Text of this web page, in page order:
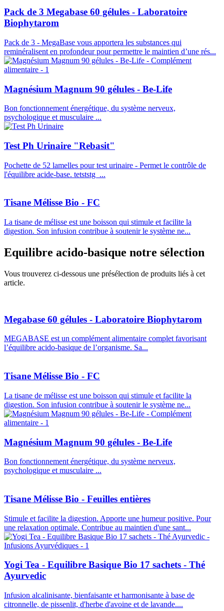
Pack de 3 Megabase 60 gélules - Laboratoire
Biophytarom
Pack de 3 - MegaBase vous apportera les substances qui
reminéralisent en profondeur pour permettre le maintien d’une rés...
Magnésium Magnum 90 gélules - Be-Life
Bon fonctionnement énergétique, du système nerveux,
psychologique et musculaire ...
Test Ph Urinaire "Rebasit"
Pochette de 52 lamelles pour test urinaire - Permet le contrôle de
l'équilibre acide-base. tetststg ...
Tisane Mélisse Bio - FC
La tisane de mélisse est une boisson qui stimule et facilite la
digestion. Son infusion contribue à soutenir le système ne...
Equilibre acido-basique notre sélection
Vous trouverez ci-dessous une présélection de produits liés à cet
article.
Megabase 60 gélules - Laboratoire Biophytarom
MEGABASE est un complément alimentaire complet favorisant
l’équilibre acido-basique de l’organisme. Sa...
Tisane Mélisse Bio - FC
La tisane de mélisse est une boisson qui stimule et facilite la
digestion. Son infusion contribue à soutenir le système ne...
Magnésium Magnum 90 gélules - Be-Life
Bon fonctionnement énergétique, du système nerveux,
psychologique et musculaire ...
Tisane Mélisse Bio - Feuilles entières
Stimule et facilite la digestion. Apporte une humeur positive. Pour
une relaxation optimale. Contribue au maintien d'une sant...
Yogi Tea - Equilibre Basique Bio 17 sachets - Thé
Ayurvedic
Infusion alcalinisante, bienfaisante et harmonisante à base de
citronnelle, de pissenlit, d'herbe d'avoine et de lavande....